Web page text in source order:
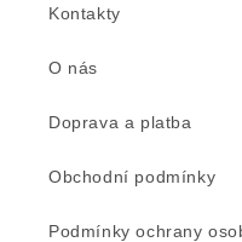
Kontakty
O nás
Doprava a platba
Obchodní podmínky
Podmínky ochrany